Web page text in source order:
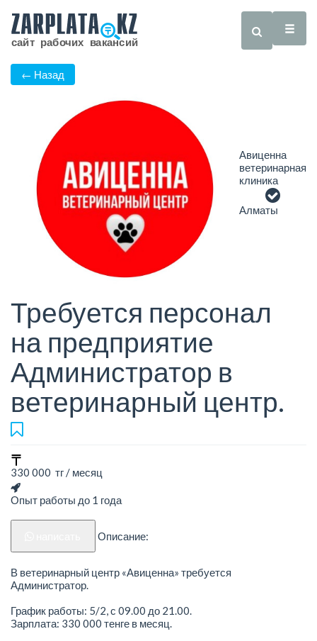
← Назад
Авиценна
ветеринарная
клиника
Алматы
Требуется персонал
на предприятие
Администратор в
ветеринарный центр.
330 000 тг / месяц
Опыт работы до 1 года
Описание:
В ветеринарный центр «Авиценна» требуется
Администратор.
График работы: 5/2, с 09.00 до 21.00.
Зарплата: 330 000 тенге в месяц.